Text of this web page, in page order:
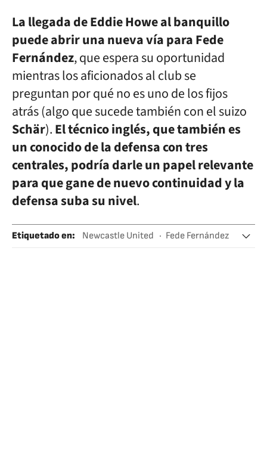
La llegada de Eddie Howe al banquillo
puede abrir una nueva vía para Fede
Fernández, que espera su oportunidad
mientras los aficionados al club se
preguntan por qué no es uno de los fijos
atrás (algo que sucede también con el suizo
Schär).El técnico inglés, que también es
un conocido de la defensa con tres
centrales, podría darle un papel relevante
para que gane de nuevo continuidad y la
defensa suba su nivel.
Etiquetado en: Newcastle United
Fede Fernández